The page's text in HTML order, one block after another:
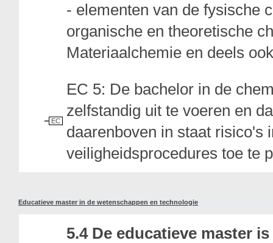
- elementen van de fysische
organische en theoretische
Materiaalchemie en deels
EC
EC 5: De bachelor in de
zelfstandig uit te voeren en
daarenboven in staat risico's
veiligheidsprocedures toe te
Educatieve master in de wetenschappen en technologie
5.4 De educatieve master